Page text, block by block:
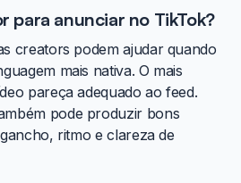
para anunciar no TikTok?
creators podem ajudar quando
mais nativa. O mais
pareça adequado ao feed.
pode produzir bons
ritmo e clareza de